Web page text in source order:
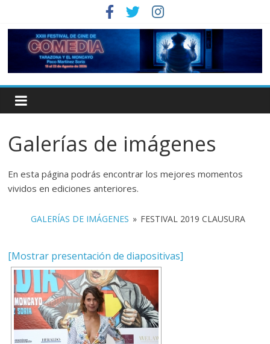
Galerías de imágenes
En esta página podrás encontrar los mejores momentos
vividos en ediciones anteriores.
GALERÍAS DE IMÁGENES » FESTIVAL 2019 CLAUSURA
[Mostrar presentación de diapositivas]